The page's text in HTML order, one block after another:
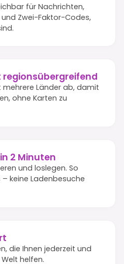
für Nachrichten,
Zwei-Faktor-Codes,
regionsübergreifend
mehrere Länder ab, damit
ohne Karten zu
2 Minuten
und loslegen. So
keine Ladenbesuche
die Ihnen jederzeit und
helfen.